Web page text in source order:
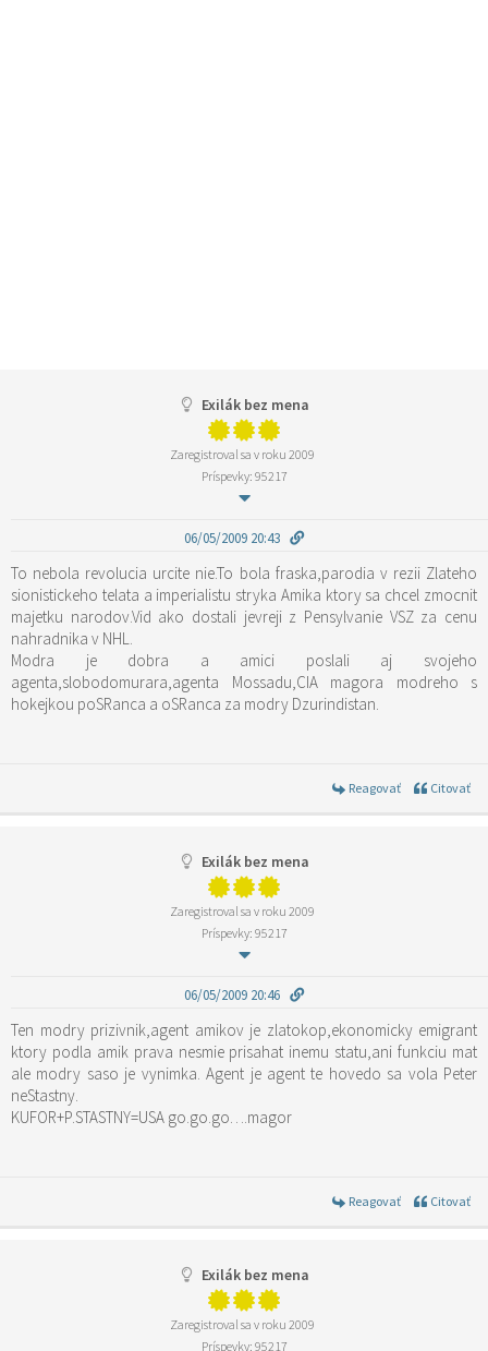
Exilák bez mena
Zaregistroval sa v roku 2009
Príspevky: 95217
06/05/2009 20:43
To nebola revolucia urcite nie.To bola fraska,parodia v rezii Zlateho
sionistickeho telata a imperialistu stryka Amika ktory sa chcel zmocnit
majetku narodov.Vid ako dostali jevreji z Pensylvanie VSZ za cenu
nahradnika v NHL.
Modra je dobra a amici poslali aj svojeho
agenta,slobodomurara,agenta Mossadu,CIA magora modreho s
hokejkou poSRanca a oSRanca za modry Dzurindistan.
Reagovať Citovať
Exilák bez mena
Zaregistroval sa v roku 2009
Príspevky: 95217
06/05/2009 20:46
Ten modry prizivnik,agent amikov je zlatokop,ekonomicky emigrant
ktory podla amik prava nesmie prisahat inemu statu,ani funkciu mat
ale modry saso je vynimka. Agent je agent te hovedo sa vola Peter
neStastny.
KUFOR+P.STASTNY=USA go.go.go….magor
Reagovať Citovať
Exilák bez mena
Zaregistroval sa v roku 2009
Príspevky: 95217